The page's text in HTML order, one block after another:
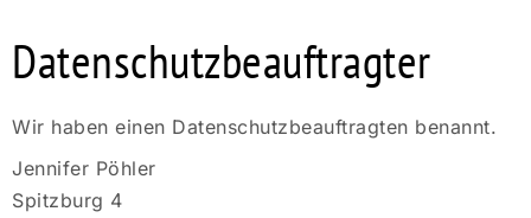
Datenschutz­beauftragter
Wir haben einen Datenschutzbeauftragten benannt.
Jennifer Pöhler
Spitzburg 4